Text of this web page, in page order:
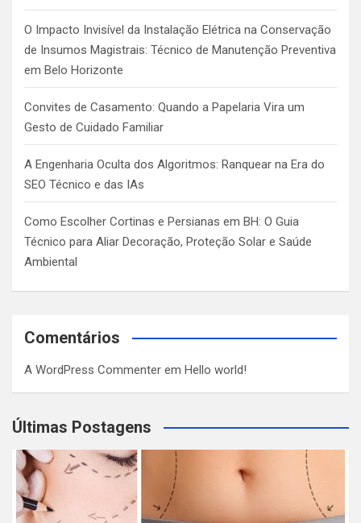
O Impacto Invisível da Instalação Elétrica na Conservação
de Insumos Magistrais: Técnico de Manutenção Preventiva
em Belo Horizonte
Convites de Casamento: Quando a Papelaria Vira um
Gesto de Cuidado Familiar
A Engenharia Oculta dos Algoritmos: Ranquear na Era do
SEO Técnico e das IAs
Como Escolher Cortinas e Persianas em BH: O Guia
Técnico para Aliar Decoração, Proteção Solar e Saúde
Ambiental
Comentários
A WordPress Commenter em Hello world!
Últimas Postagens